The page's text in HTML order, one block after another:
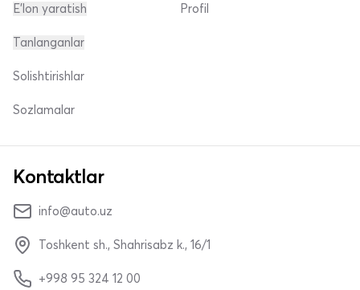
E'lon yaratish Profil
Tanlanganlar
Solishtirishlar
Sozlamalar
Kontaktlar
info@auto.uz
Toshkent sh., Shahrisabz k., 16/1
+998 95 324 12 00